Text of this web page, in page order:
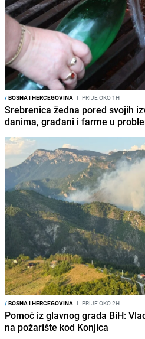
/BOSNA I HERCEGOVINA I PRIJE OKO 1H
Srebrenica žedna pored svojih
danima, građani i farme u
/BOSNA I HERCEGOVINA I PRIJE OKO 2H
Pomoć iz glavnog grada BiH:
na požarište kod Konjica